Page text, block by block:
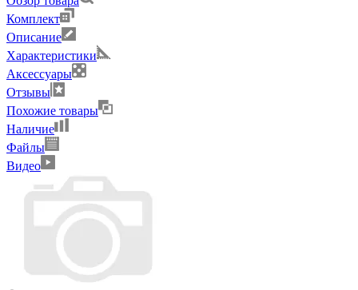
Комплект
Описание
Характеристики
Аксессуары
Отзывы
Похожие товары
Наличие
Файлы
Видео